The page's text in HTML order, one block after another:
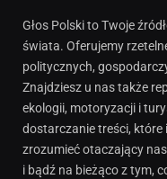
Głos Polski to Twoje
świata. Oferujemy
politycznych,
Znajdziesz u nas także
ekologii, motoryzacji i
dostarczanie treści, które
zrozumieć otaczający
i bądź na bieżąco z tym,